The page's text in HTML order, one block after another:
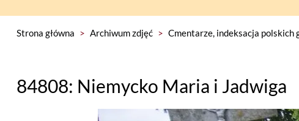
Strona główna > Archiwum zdjęć > Cmentarze, indeksacja polskich
84808: Niemycko Maria i Jadwiga